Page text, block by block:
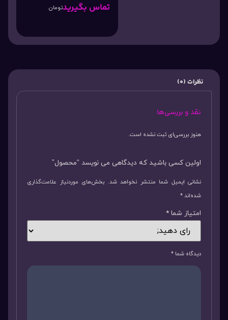
تماس بگیریدتومان
نظرات (0)
نقد و بررسی‌ها
هنوز بررسی‌ای ثبت نشده است.
اولین کسی باشید که دیدگاهی می نویسد “محصول”
نشانی ایمیل شما منتشر نخواهد شد. بخش‌های موردنیاز علامت‌گذاری
شده‌اند*
امتیاز شما *
دیدگاه شما *